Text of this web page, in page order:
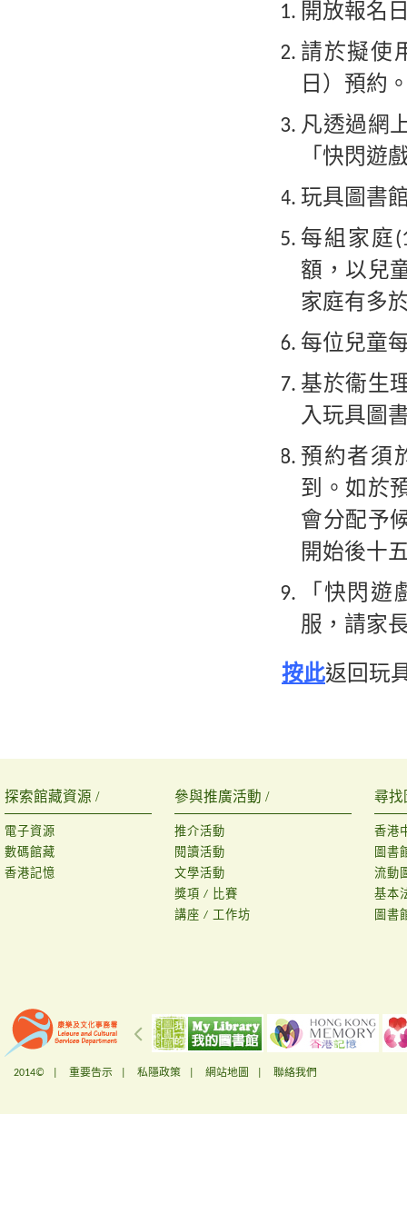
開放報名
請於擬使
日）預約
凡透過網
「快閃遊
玩具圖書
每組家庭
額，以兒
家庭有多
每位兒童
基於衞生
入玩具圖
預約者須
到。如於
會分配予
開始後十
「快閃
服，請家
按此返回玩
探索館藏資源 /
電子資源
數碼館藏
香港記憶
參與推廣活動 /
推介活動
閱讀活動
文學活動
獎項 / 比賽
講座 / 工作坊
尋找
香港
圖書
流動
基本
圖書
2014© | 重要告示 私隱政策 網站地圖 聯絡我們